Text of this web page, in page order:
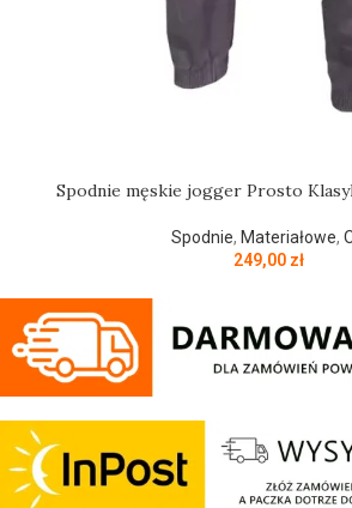
Spodnie męskie jogger Prosto
Spodnie, Materiałowe,
249,00 zł